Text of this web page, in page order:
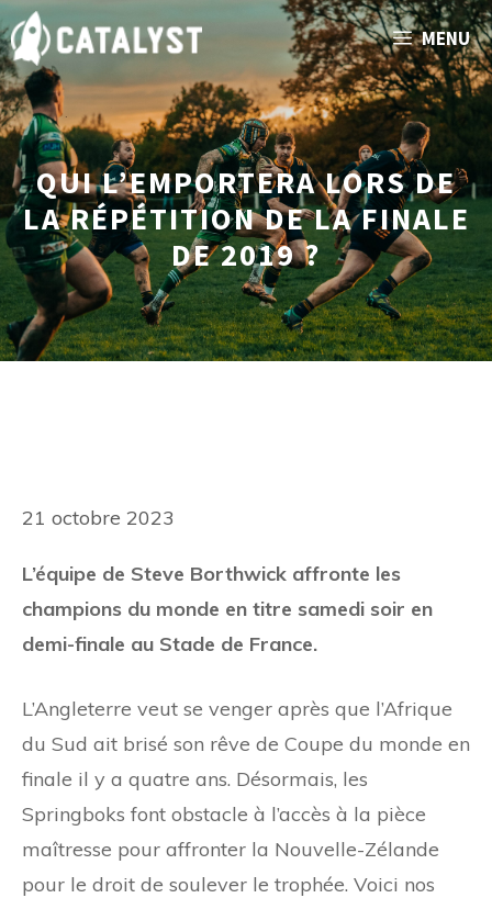
Aller
au
contenu
MENU
QUI L’EMPORTERA LORS DE
LA RÉPÉTITION DE LA FINALE
DE 2019 ?
21 octobre 2023
L’équipe de Steve Borthwick affronte les
champions du monde en titre samedi soir en
demi-finale au Stade de France.
L’Angleterre veut se venger après que l’Afrique
du Sud ait brisé son rêve de Coupe du monde en
finale il y a quatre ans. Désormais, les
Springboks font obstacle à l’accès à la pièce
maîtresse pour affronter la Nouvelle-Zélande
pour le droit de soulever le trophée. Voici nos